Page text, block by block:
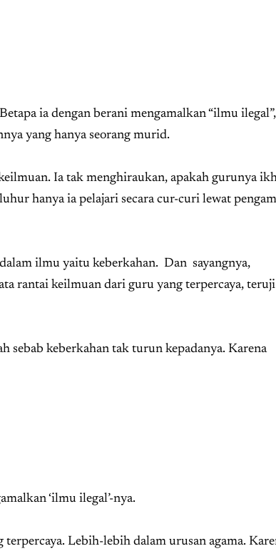
ia dengan berani mengamalkan “ilmu ilegal”,
yang hanya seorang murid.
Ia tak menghiraukan, apakah gurunya
hanya ia pelajari secara cur-curi lewat
ilmu yaitu keberkahan. Dan sayangnya,
rantai keilmuan dari guru yang terpercaya, teruji
sebab keberkahan tak turun kepadanya. Karena
‘ilmu ilegal’-nya.
Lebih-lebih dalam urusan agama.